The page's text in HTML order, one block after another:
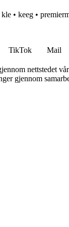
kle • keeg •
TikTok Mail
nettstedet
gjennom